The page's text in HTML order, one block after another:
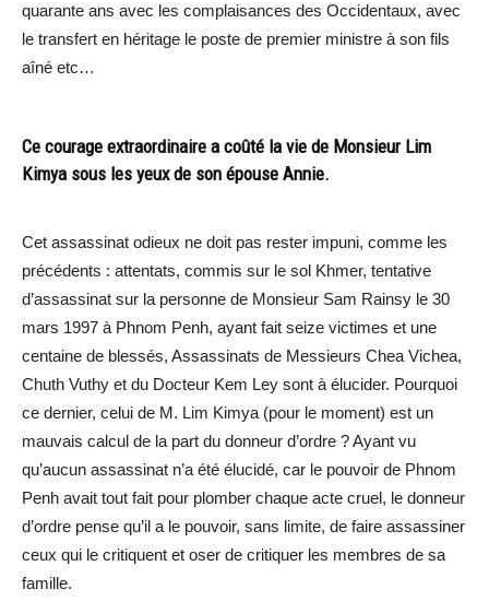
quarante ans avec les complaisances des Occidentaux, avec
le transfert en héritage le poste de premier ministre à son fils
aîné etc…
Ce courage extraordinaire a coûté la vie de Monsieur Lim
Kimya sous les yeux de son épouse Annie.
Cet assassinat odieux ne doit pas rester impuni, comme les
précédents : attentats, commis sur le sol Khmer, tentative
d’assassinat sur la personne de Monsieur Sam Rainsy le 30
mars 1997 à Phnom Penh, ayant fait seize victimes et une
centaine de blessés, Assassinats de Messieurs Chea Vichea,
Chuth Vuthy et du Docteur Kem Ley sont à élucider. Pourquoi
ce dernier, celui de M. Lim Kimya (pour le moment) est un
mauvais calcul de la part du donneur d’ordre ? Ayant vu
qu’aucun assassinat n’a été élucidé, car le pouvoir de Phnom
Penh avait tout fait pour plomber chaque acte cruel, le donneur
d’ordre pense qu’il a le pouvoir, sans limite, de faire assassiner
ceux qui le critiquent et oser de critiquer les membres de sa
famille.